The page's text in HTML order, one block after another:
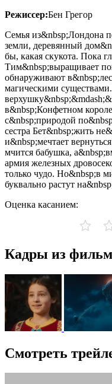
Режиссер:Бен Грегор
Семья из&nbsp;Лондона
земли, деревянный
бы, какая скукота. Пока
Тим&nbsp;выращивает
обнаруживают
магическими
в&nbsp;Конфетном
с&nbsp;природой
сестра Бет&nbsp;жить
и&nbsp;мечтает
мчится бабушка,
армия железных
только чудо. Но&nbsp;в
буквально растут
Оценка касанием:
Кадры из
Смотреть